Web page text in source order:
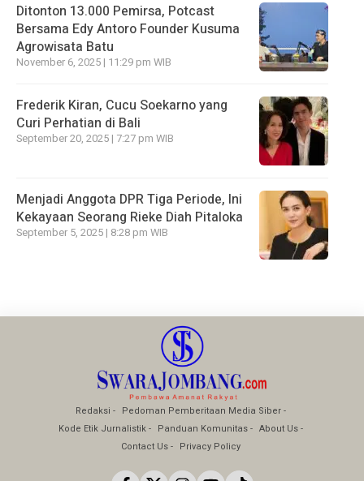
Ditonton 13.000 Pemirsa, Potcast
Bersama Edy Antoro Founder Kusuma
Agrowisata Batu
November 6, 2025 | 11:29 pm WIB
Frederik Kiran, Cucu Soekarno yang
Curi Perhatian di Bali
September 20, 2025 | 7:27 pm WIB
Menjadi Anggota DPR Tiga Periode, Ini
Kekayaan Seorang Rieke Diah Pitaloka
September 5, 2025 | 8:28 pm WIB
Redaksi
Pedoman Pemberitaan Media Siber
Kode Etik Jurnalistik
Panduan Komunitas
About Us
Contact Us
Privacy Policy